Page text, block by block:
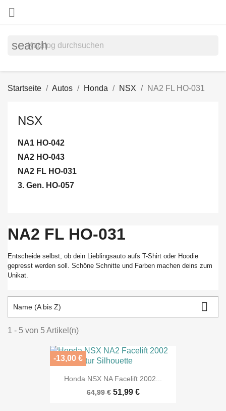

search
Startseite Autos Honda NSX NA2 FL HO-031
NSX
NA1 HO-042
NA2 HO-043
NA2 FL HO-031
3. Gen. HO-057
NA2 FL HO-031
Entscheide selbst, ob dein Lieblingsauto aufs T-Shirt oder Hoodie
gepresst werden soll. Schöne Schnitte und Farben machen deins zum
Unikat.
Name (A bis Z) 
1 - 5 von 5 Artikel(n)
Honda NSX NA Facelift 2002...
64,99 € 51,99 €
-13,00 €